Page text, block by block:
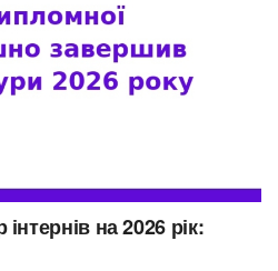
на 2026 рік: